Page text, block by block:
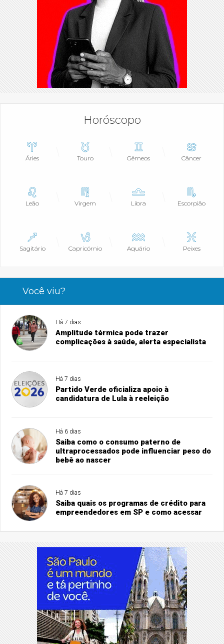
Horóscopo
Áries Touro Gêmeos Câncer
Leão Virgem Libra Escorpião
Sagitário Capricórnio Aquário Peixes
Você viu?
Há 7 dias
Amplitude térmica pode trazer
complicações à saúde, alerta especialista
Há 7 dias
Partido Verde oficializa apoio à
candidatura de Lula à reeleição
Há 6 dias
Saiba como o consumo paterno de
ultraprocessados pode influenciar peso do
bebê ao nascer
Há 7 dias
Saiba quais os programas de crédito para
empreendedores em SP e como acessar